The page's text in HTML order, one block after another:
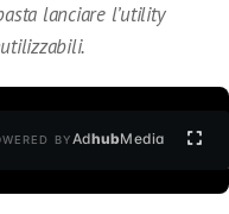
lanciare l’utility
BYAdhubMedia